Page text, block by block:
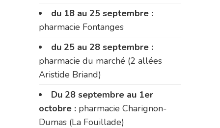
du 18 au 25 septembre :
pharmacie Fontanges
du 25 au 28 septembre :
pharmacie du marché (2 allées
Aristide Briand)
Du 28 septembre au 1er
octobre : pharmacie Charignon-
Dumas (La Fouillade)